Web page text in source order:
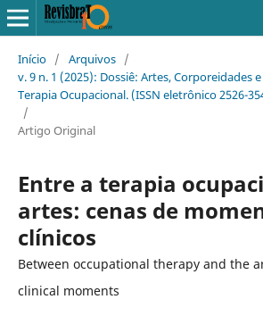
Início / Arquivos /
v. 9 n. 1 (2025): Dossiê: Artes, Corporeidades
Terapia Ocupacional. (ISSN eletrônico 2526-
/
Artigo Original
Entre a terapia
artes: cenas de
clínicos
Between occupational therapy and the
clinical moments